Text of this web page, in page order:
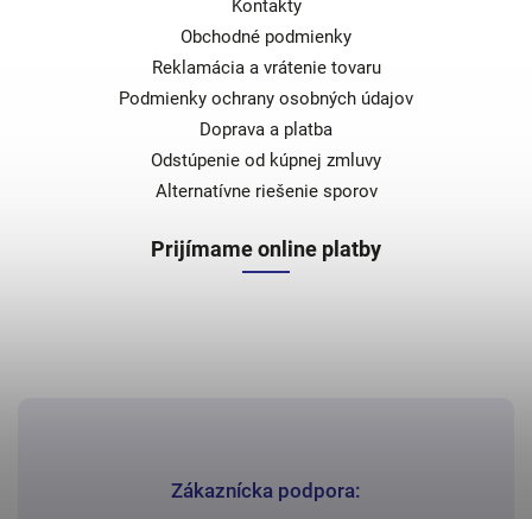
Zákaznícka podpora:
Kontakty
Obchodné podmienky
Reklamácia a vrátenie tovaru
Podmienky ochrany osobných údajov
Doprava a platba
Odstúpenie od kúpnej zmluvy
Alternatívne riešenie sporov
Prijímame online platby